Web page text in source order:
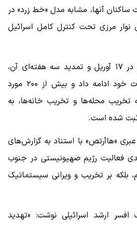
ساکنان آنها، مشابه مدل «خط زرد» در
نوار مرزی تحت کنترل کامل اسرائیل
با وجود اعلام آتش‌بس در ۱۷ آوریل و تمدید سه هفته‌ای آن،
ارتش اسرائیل به عملیات خود ادامه داد و بیش از ۲۰۰ مورد
محله‌ها و تخریب خانه‌ها، به
شده است.
«هاآرتص» با استناد به گزارش‌های
فعالیت رژیم صهیونیستی در جنوب
بلکه بر تخریب و ویرانی سیستماتیک
ارشد اسرائیلی نوشت: «تهدید